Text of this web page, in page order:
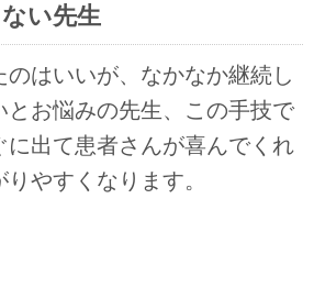
い先生
のはいいが、なかなか継続し
とお悩みの先生、この手技で
に出て患者さんが喜んでくれ
やすくなります。